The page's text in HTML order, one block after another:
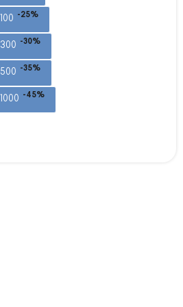
100 -25%
300 -30%
500 -35%
1000 -45%